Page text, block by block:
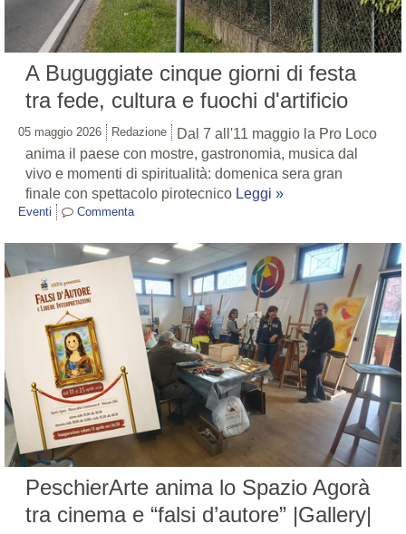
A Buguggiate cinque giorni di festa
tra fede, cultura e fuochi d'artificio
05 maggio 2026 Redazione
Dal 7 all'11 maggio la Pro Loco
anima il paese con mostre, gastronomia, musica dal
vivo e momenti di spiritualità: domenica sera gran
finale con spettacolo pirotecnico Leggi »
Eventi Commenta
PeschierArte anima lo Spazio Agorà
tra cinema e “falsi d’autore” |Gallery|